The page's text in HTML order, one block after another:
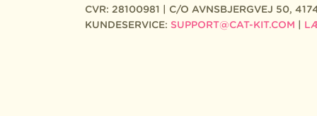
CVR: 28100981 | C/O AVNSBJERGVEJ 50,
KUNDESERVICE: SUPPORT@CAT-KIT.COM